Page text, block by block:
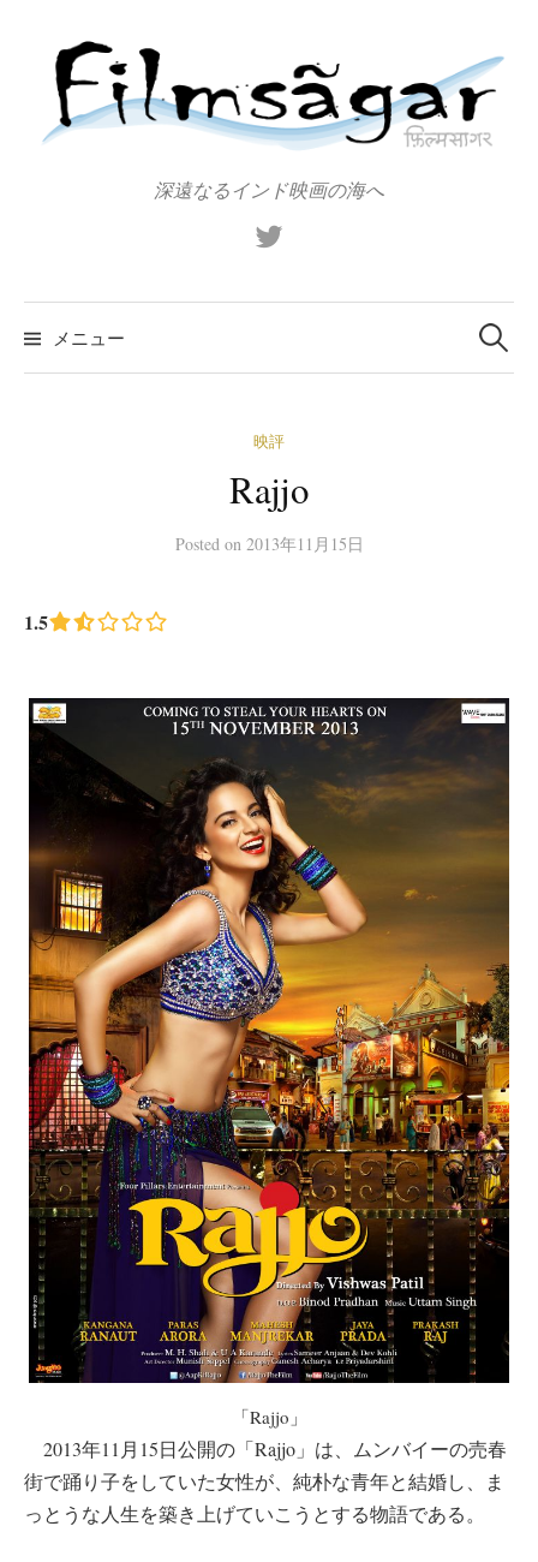
プ
深遠なるインド映画の海へ
メニュー
検
索:
映評
Rajjo
Posted on 2013年11月15日
1.5
「Rajjo」
2013年11月15日公開の「Rajjo」は、ムンバイーの売春
街で踊り子をしていた女性が、純朴な青年と結婚し、ま
っとうな人生を築き上げていこうとする物語である。